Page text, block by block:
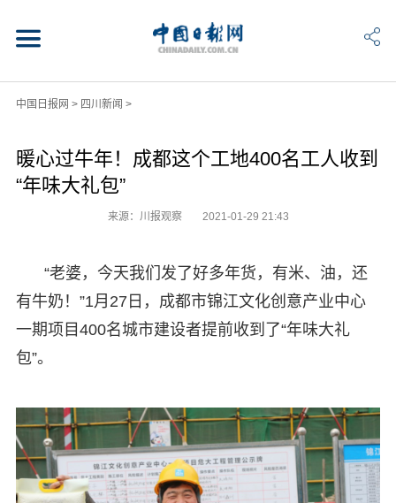
中国日报网 > 四川新闻 >
暖心过牛年！成都这个工地400名工人收到
“年味大礼包”
来源：川报观察 2021-01-29 21:43
“老婆，今天我们发了好多年货，有米、油，还
有牛奶！”1月27日，成都市锦江文化创意产业中心
一期项目400名城市建设者提前收到了“年味大礼
包”。